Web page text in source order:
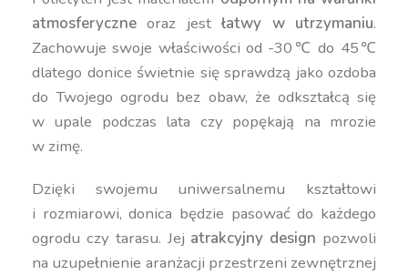
atmosferyczne oraz jestłatwy w utrzymaniu.
Zachowuje swoje właściwości od -30℃ do 45℃
dlatego donice świetnie się sprawdzą jako ozdoba
do Twojego ogrodu bez obaw, że odkształcą się
w upale podczas lata czy popękają na mrozie
w zimę.
Dzięki swojemu uniwersalnemu kształtowi
i rozmiarowi, donica będzie pasować do każdego
ogrodu czy tarasu. Jej atrakcyjny design pozwoli
na uzupełnienie aranżacji przestrzeni zewnętrznej